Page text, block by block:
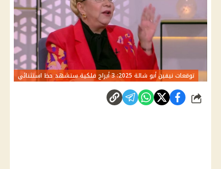
توقعات نيفين أبو شالة 2025: 3 أبراج فلكية ستشهد حظ استثنائي
شارك